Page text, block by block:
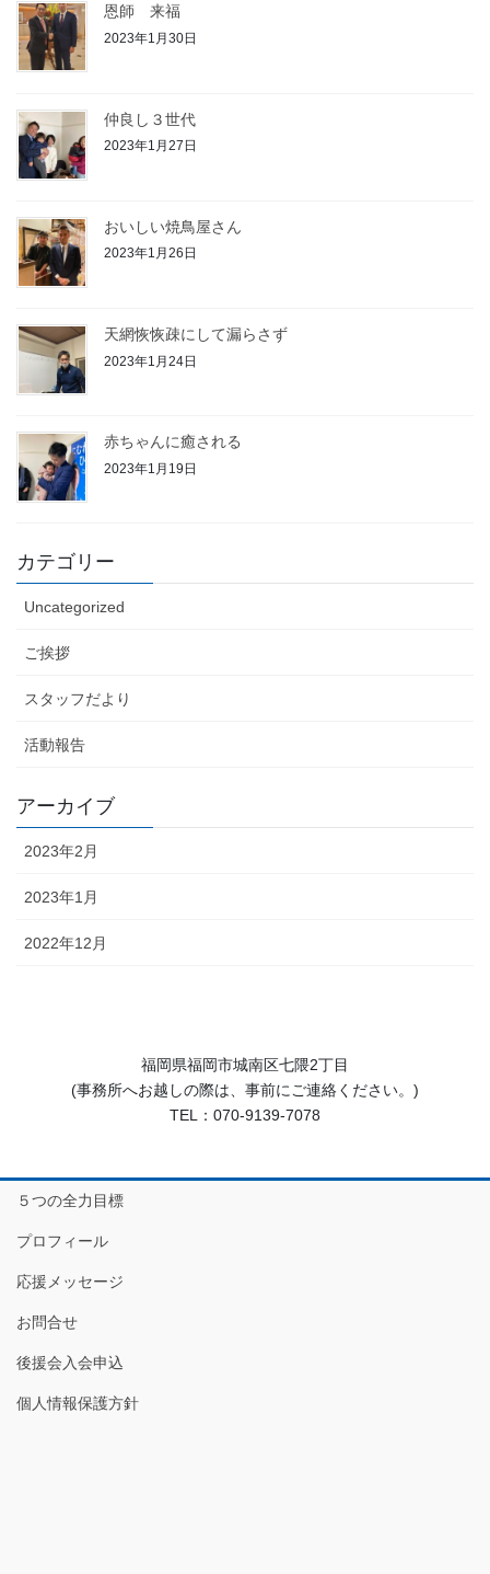
恩師 来福
2023年1月30日
仲良し３世代
2023年1月27日
おいしい焼鳥屋さん
2023年1月26日
天網恢恢疎にして漏らさず
2023年1月24日
赤ちゃんに癒される
2023年1月19日
カテゴリー
Uncategorized
ご挨拶
スタッフだより
活動報告
アーカイブ
2023年2月
2023年1月
2022年12月
福岡県福岡市城南区七隈2丁目
(事務所へお越しの際は、事前にご連絡ください。)
TEL：070-9139-7078
５つの全力目標
プロフィール
応援メッセージ
お問合せ
後援会入会申込
個人情報保護方針